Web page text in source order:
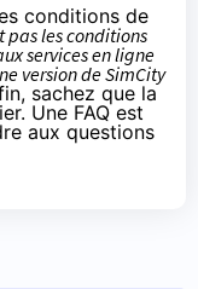
conditions de
pas les conditions
services en ligne
version de SimCity
sachez que la
Une FAQest
aux questions